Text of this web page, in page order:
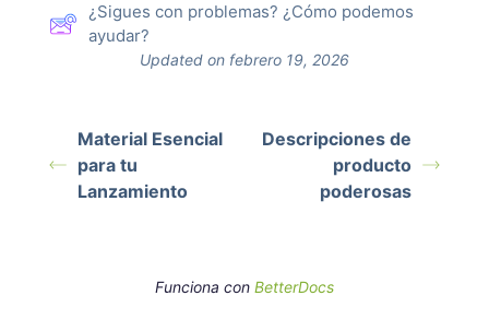
¿Sigues con problemas? ¿Cómo podemos
ayudar?
Updated on febrero 19, 2026
Material Esencial
para tu
Lanzamiento
Descripciones de
producto
poderosas
Funciona con BetterDocs